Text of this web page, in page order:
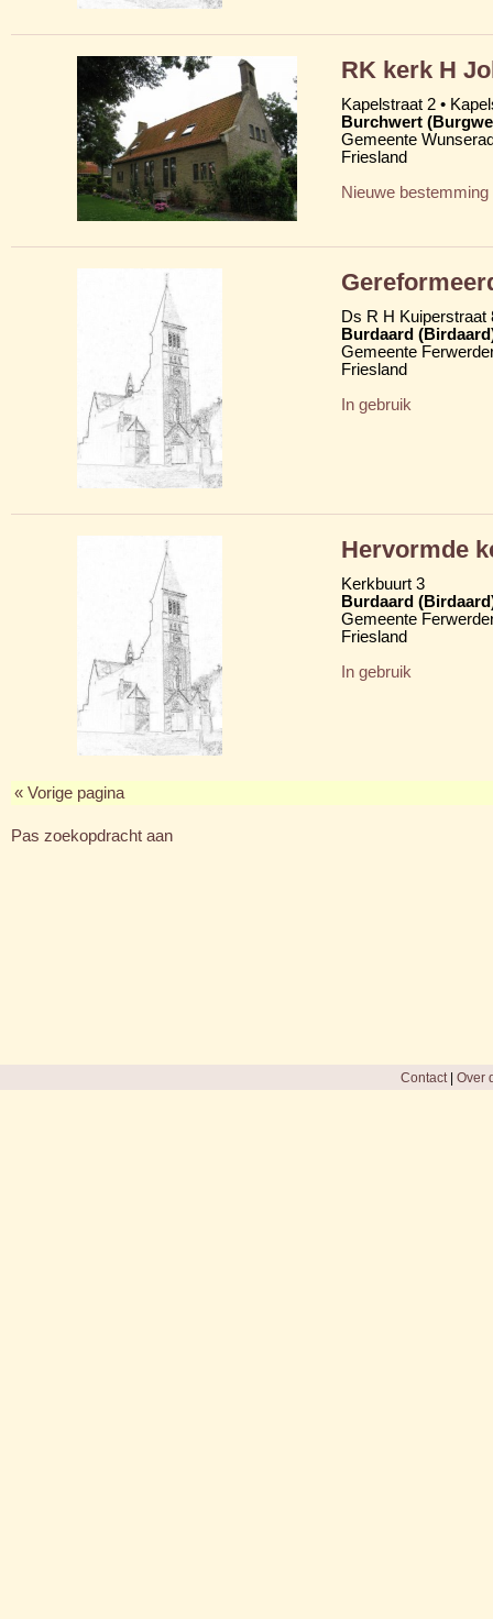
RK kerk H
Kapelstraat 2 •
Burchwert
Gemeente
Friesland
Nieuwe bestemming
Ds R H Kuiperstraat
Burdaard
Gemeente
Friesland
In gebruik
Hervormde
Kerkbuurt 3
Burdaard
Gemeente
Friesland
In gebruik
« Vorige pagina
Pas zoekopdracht aan
Contact| Over